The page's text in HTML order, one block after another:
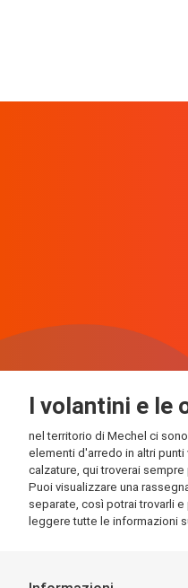
I volantini e le
nel territorio di Mechel ci
elementi d'arredo in altri
calzature, qui troverai
Puoi visualizzare una
separate, così potrai trovarli
leggere tutte le informazioni